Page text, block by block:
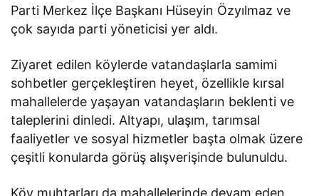
Parti Merkez İlçe Başkanı Hüseyin Özyılmaz ve
çok sayıda parti yöneticisi yer aldı.
Ziyaret edilen köylerde vatandaşlarla samimi
sohbetler gerçekleştiren heyet, özellikle kırsal
mahallelerde yaşayan vatandaşların beklenti ve
taleplerini dinledi. Altyapı, ulaşım, tarımsal
faaliyetler ve sosyal hizmetler başta olmak üzere
çeşitli konularda görüş alışverişinde bulunuldu.
Köy muhtarları da mahallelerinde devam eden